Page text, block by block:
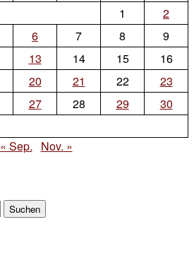
1
2
6 7 8
9
13 14 15
16
20 21 22
23
27 28 29
30
« Sep.
Nov. »